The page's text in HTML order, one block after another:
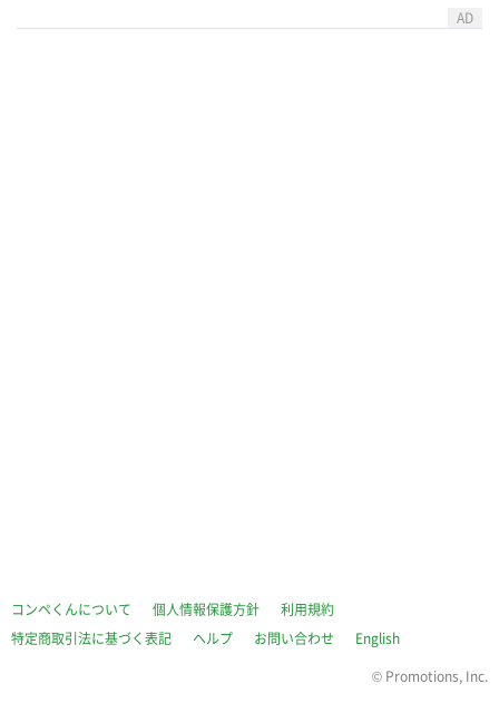
AD
コンペくんについて 個人情報保護方針
利用規約
特定商取引法に基づく表記
ヘルプ お問い合わせ
English
© Promotions, Inc.